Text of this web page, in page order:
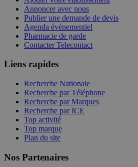
Annoncer avec nous
Publier une demande de devis
Agenda événementiel
Pharmacie de garde
Contacter Telecontact
Liens rapides
Recherche Nationale
Recherche par Téléphone
Recherche par Marques
Recherche par ICE
Top activité
Top marque
Plan du site
Nos Partenaires